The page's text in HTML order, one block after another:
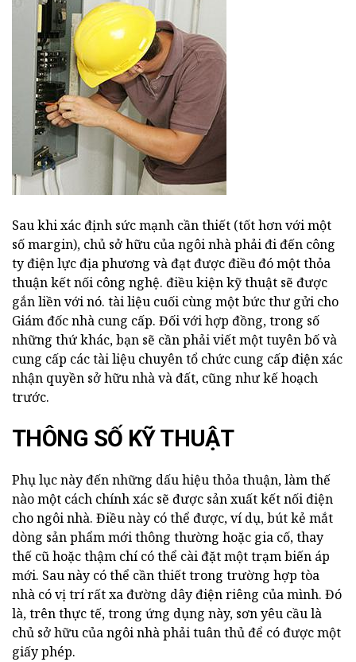
Sau khi xác định sức mạnh cần thiết (tốt hơn với một
số margin), chủ sở hữu của ngôi nhà phải đi đến công
ty điện lực địa phương và đạt được điều đó một thỏa
thuận kết nối công nghệ. điều kiện kỹ thuật sẽ được
gắn liền với nó. tài liệu cuối cùng một bức thư gửi cho
Giám đốc nhà cung cấp. Đối với hợp đồng, trong số
những thứ khác, bạn sẽ cần phải viết một tuyên bố và
cung cấp các tài liệu chuyên tổ chức cung cấp điện xác
nhận quyền sở hữu nhà và đất, cũng như kế hoạch
trước.
THÔNG SỐ KỸ THUẬT
Phụ lục này đến những dấu hiệu thỏa thuận, làm thế
nào một cách chính xác sẽ được sản xuất kết nối điện
cho ngôi nhà. Điều này có thể được, ví dụ, bút kẻ mắt
dòng sản phẩm mới thông thường hoặc gia cố, thay
thế cũ hoặc thậm chí có thể cài đặt một trạm biến áp
mới. Sau này có thể cần thiết trong trường hợp tòa
nhà có vị trí rất xa đường dây điện riêng của mình. Đó
là, trên thực tế, trong ứng dụng này, sơn yêu cầu là
chủ sở hữu của ngôi nhà phải tuân thủ để có được một
giấy phép.